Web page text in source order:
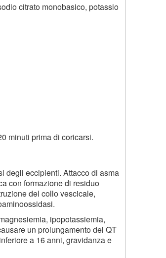
citrato monobasico, potassio
minuti prima di coricarsi.
degli eccipienti. Attacco di asma
con formazione di residuo
del collo vescicale,
ipopotassiemia,
un prolungamento del QT
a 16 anni, gravidanza e